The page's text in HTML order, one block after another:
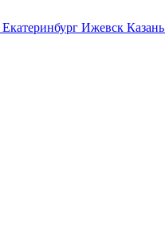
Екатеринбург Ижевск Казань